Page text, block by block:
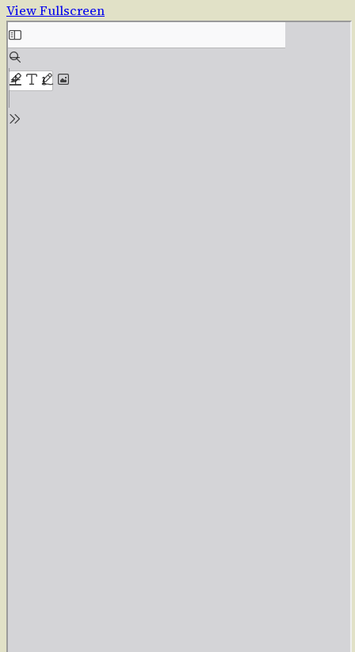
View Fullscreen